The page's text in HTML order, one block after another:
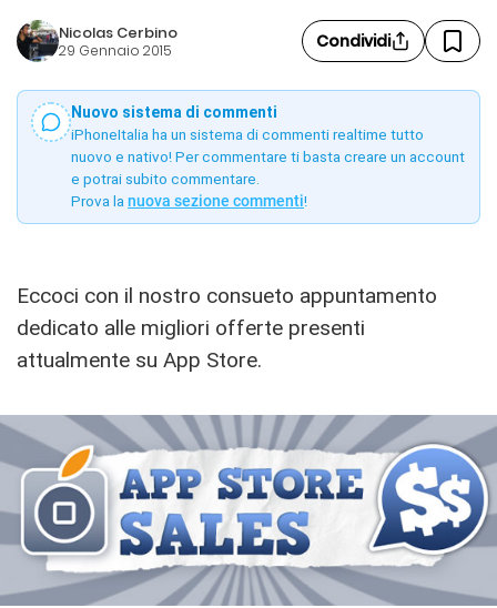
Nicolas Cerbino
29 Gennaio 2015 Condividi
Nuovo sistema di commenti
iPhoneItalia ha un sistema di commenti realtime tutto
nuovo e nativo! Per commentare ti basta creare un account
e potrai subito commentare.
Prova la nuova sezione commenti!
Eccoci con il nostro consueto appuntamento
dedicato alle migliori offerte presenti
attualmente su App Store.